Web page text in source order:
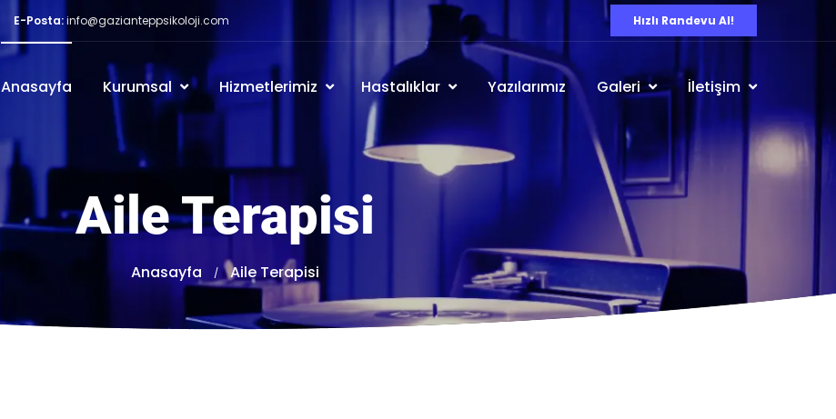
E-Posta:info@gazianteppsikoloji.com Hızlı Randevu Al!
Anasayfa Kurumsal Hizmetlerimiz Hastalıklar Yazılarımız Galeri İletişim
Aile Terapisi
Anasayfa Aile Terapisi